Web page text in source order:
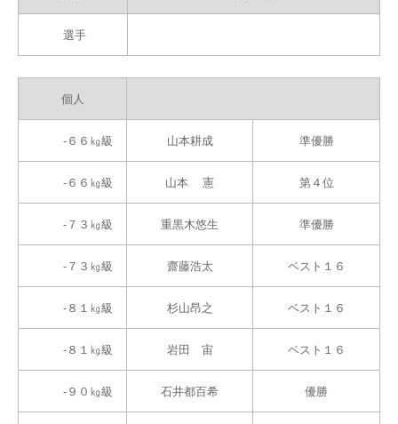
選手
個人
-６６㎏級 山本耕成 準優勝
-６６㎏級 山本 憲 第４位
-７３㎏級 重黒木悠生 準優勝
-７３㎏級 齋藤浩太 ベスト１６
-８１㎏級 杉山昂之 ベスト１６
-８１㎏級 岩田 宙 ベスト１６
-９０㎏級 石井都百希 優勝